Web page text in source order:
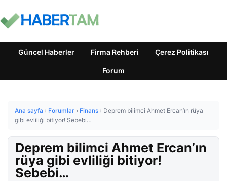
Güncel Haberler Firma Rehberi Çerez Politikası
Forum
Ana sayfa › Forumlar › Finans › Deprem bilimci Ahmet Ercan’ın rüya
gibi evliliği bitiyor! Sebebi…
Deprem bilimci Ahmet Ercan’ın
rüya gibi evliliği bitiyor!
Sebebi…